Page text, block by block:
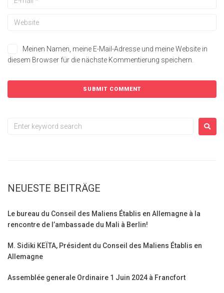
Meinen Namen, meine E-Mail-Adresse und meine Website in
diesem Browser für die nächste Kommentierung speichern.
NEUESTE BEITRÄGE
Le bureau du Conseil des Maliens Établis en Allemagne à la
rencontre de l’ambassade du Mali à Berlin!
M. Sidiki KEÏTA, Président du Conseil des Maliens Établis en
Allemagne
Assemblée generale Ordinaire 1 Juin 2024 à Francfort